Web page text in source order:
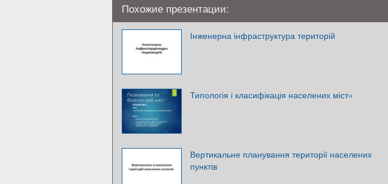
Похожие презентации:
Інженерна інфраструктура територій
Типологія і класифікація населених міст»
Вертикальне планування території населених
пунктів